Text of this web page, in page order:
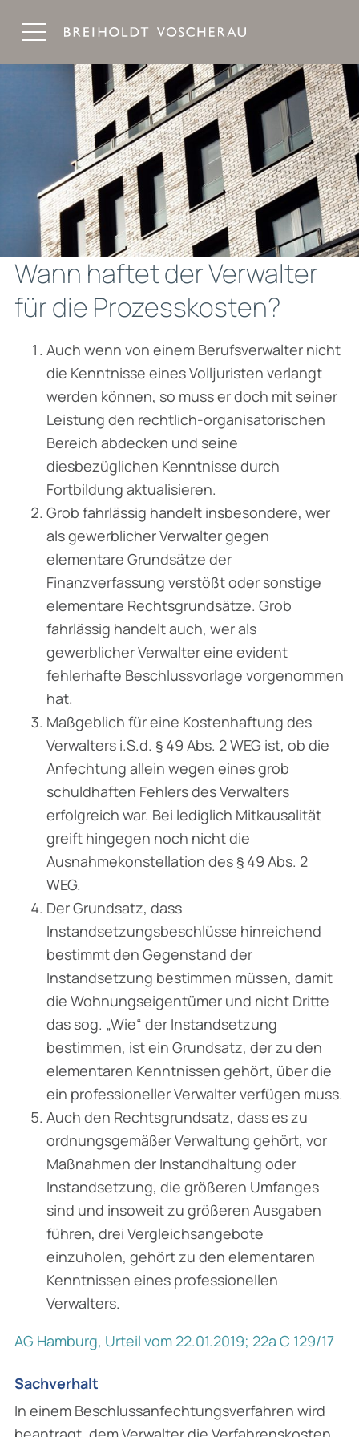
Wann haftet der Verwalter
für die Prozesskosten?
Auch wenn von einem Berufsverwalter nicht
die Kenntnisse eines Volljuristen verlangt
werden können, so muss er doch mit seiner
Leistung den rechtlich-organisatorischen
Bereich abdecken und seine
diesbezüglichen Kenntnisse durch
Fortbildung aktualisieren.
Grob fahrlässig handelt insbesondere, wer
als gewerblicher Verwalter gegen
elementare Grundsätze der
Finanzverfassung verstößt oder sonstige
elementare Rechtsgrundsätze. Grob
fahrlässig handelt auch, wer als
gewerblicher Verwalter eine evident
fehlerhafte Beschlussvorlage vorgenommen
hat.
Maßgeblich für eine Kostenhaftung des
Verwalters i.S.d. § 49 Abs. 2 WEG ist, ob die
Anfechtung allein wegen eines grob
schuldhaften Fehlers des Verwalters
erfolgreich war. Bei lediglich Mitkausalität
greift hingegen noch nicht die
Ausnahmekonstellation des § 49 Abs. 2
WEG.
Der Grundsatz, dass
Instandsetzungsbeschlüsse hinreichend
bestimmt den Gegenstand der
Instandsetzung bestimmen müssen, damit
die Wohnungseigentümer und nicht Dritte
das sog. „Wie“ der Instandsetzung
bestimmen, ist ein Grundsatz, der zu den
elementaren Kenntnissen gehört, über die
ein professioneller Verwalter verfügen muss.
Auch den Rechtsgrundsatz, dass es zu
ordnungsgemäßer Verwaltung gehört, vor
Maßnahmen der Instandhaltung oder
Instandsetzung, die größeren Umfanges
sind und insoweit zu größeren Ausgaben
führen, drei Vergleichsangebote
einzuholen, gehört zu den elementaren
Kenntnissen eines professionellen
Verwalters.
AG Hamburg, Urteil vom 22.01.2019; 22a C 129/17
Sachverhalt
In einem Beschlussanfechtungsverfahren wird